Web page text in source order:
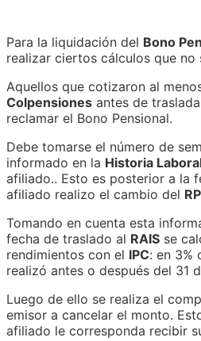
Para la liquidación del Bono
realizar ciertos cálculos que no
Aquellos que cotizaron al
Colpensiones antes de
reclamar el Bono Pensional.
Debe tomarse el número de
informado en la Historia
afiliado.. Esto es posterior a la
afiliado realizo el cambio del
Tomando en cuenta esta
fecha de traslado al RAIS se
rendimientos con el IPC: en 3%
realizó antes o después del 31
Luego de ello se realiza el
emisor a cancelar el monto.
afiliado le corresponda recibir